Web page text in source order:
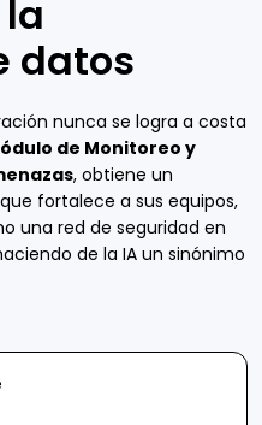
datos
nunca se logra a costa
de Monitoreo y
, obtiene un
fortalece a sus equipos,
una red de seguridad en
de la IA un sinónimo